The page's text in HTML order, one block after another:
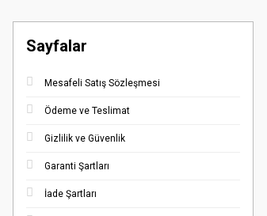
Sayfalar
Mesafeli Satış Sözleşmesi
Ödeme ve Teslimat
Gizlilik ve Güvenlik
Garanti Şartları
İade Şartları